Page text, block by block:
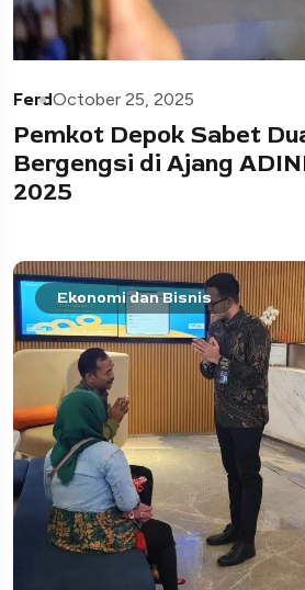
FerdOctober 25, 2025
Pemkot Depok Sabet
Bergengsi di Ajang
2025
Ekonomi dan Bisnis